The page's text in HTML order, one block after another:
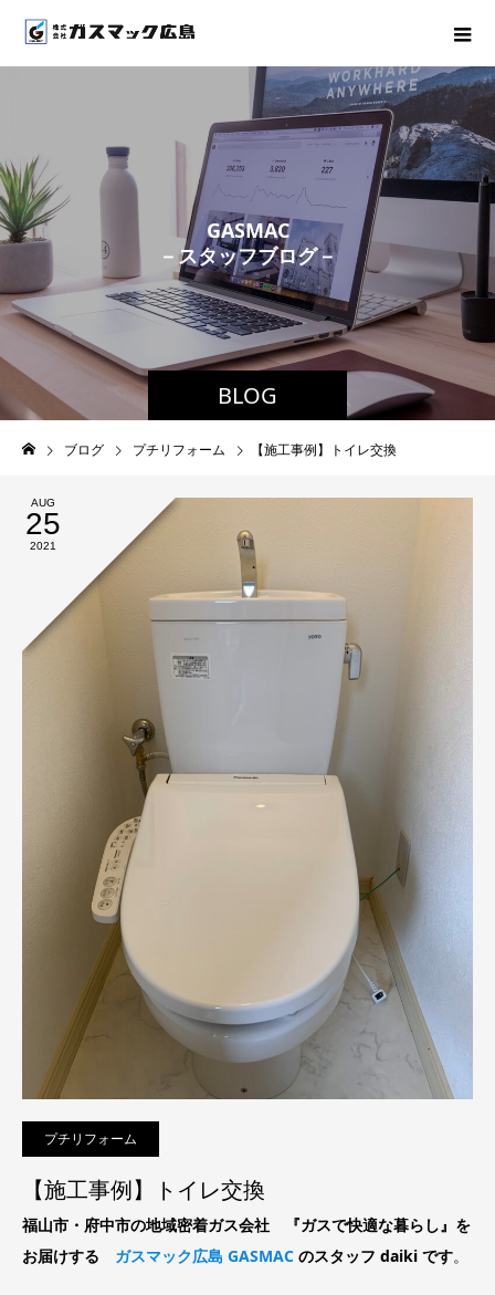
BLOG
GASMAC
－ スタッフブログ－
ブログ プチリフォーム 【施工事例】トイレ交換
AUG
25
2021
プチリフォーム
【施工事例】トイレ交換
福山市・府中市の地域密着ガス会社 『ガスで快適な暮らし』を
お届けする ガスマック広島 GASMAC のスタッフ daiki です。